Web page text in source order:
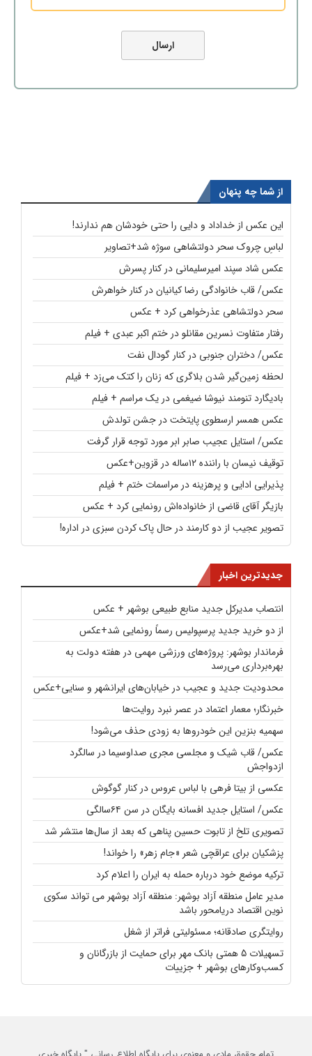
از شما چه پنهان
این عکس از خداداد و دایی را حتی خودشان هم ندارند!
لباسِ چروک سحر دولتشاهی سوژه شد+تصاویر
عکس شاد سپند امیرسلیمانی در کنار پسرش
عکس/ قاب خانوادگی رضا کیانیان در کنار خواهرش
سحر دولتشاهی عذرخواهی کرد + عکس
رفتار متفاوت نسرین مقانلو در ختم اکبر عبدی + فیلم
عکس/ دختران جنوبی در کنار گودال نفت
لحظه زمین‌گیر شدن بلاگری که زنان را کتک می‌زد + فیلم
بادیگارد تنومند نیوشا ضیغمی در یک مراسم + فیلم
عکس همسر ارسطوی پایتخت در جشن تولدش
عکس/ استایل عجیب صابر ابر مورد توجه قرار گرفت
توقیف نیسان با راننده ۱۲ساله در قزوین+عکس
پذیرایی ادایی و پرهزینه در مراسمات ختم + فیلم
بازیگر آقای قاضی از خانواده‌اش رونمایی کرد + عکس
تصویر عجیب از دو کارمند در حال پاک کردن سبزی در اداره!
جدیدترین اخبار
انتصاب مدیرکل جدید منابع طبیعی بوشهر + عکس
از دو خرید جدید پرسپولیس رسماً رونمایی شد+عکس
فرماندار بوشهر: پروژه‌های ورزشی مهمی در هفته دولت به
بهره‌برداری می‌رسد
محدودیت جدید و عجیب در خیابان‌های ایرانشهر و سنایی+عکس
خبرنگار؛ معمار اعتماد در عصر نبرد روایت‌ها
سهمیه بنزین این خودروها به زودی حذف می‌شود!
عکس/ قاب شیک و مجلسی مجری صداوسیما در سالگرد
ازدواجش
عکسی از بیتا فرهی با لباس عروس در کنار گوگوش
عکس/ استایل جدید افسانه بایگان در سن ۶۴سالگی
تصویری تلخ از تابوت حسین پناهی که بعد از سال‌ها منتشر شد
پزشکیان برای عراقچی شعر «جام زهر» را خواند!
ترکیه موضع خود درباره حمله به ایران را اعلام کرد
مدیر عامل منطقه آزاد بوشهر: منطقه آزاد بوشهر می تواند سکوی
نوین اقتصاد دریامحور باشد
روایتگری صادقانه؛ مسئولیتی فراتر از شغل
تسهیلات 5 همتی بانک مهر برای حمایت از بازرگانان و
کسب‌وکارهای بوشهر + جزییات